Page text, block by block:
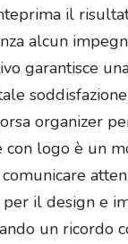
il
alcun
garantisce
organizer
con logo è un
il design e
un ricordo